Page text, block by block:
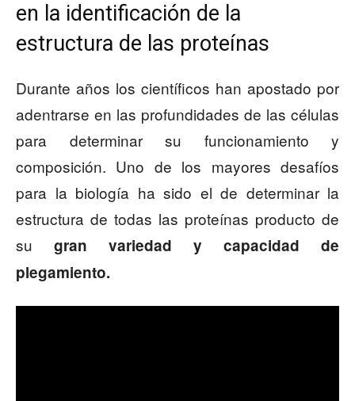
en la identificación de la
estructura de las proteínas
Durante años los científicos han apostado por
adentrarse en las profundidades de las células
para determinar su funcionamiento y
composición. Uno de los mayores desafíos
para la biología ha sido el de determinar la
estructura de todas las proteínas producto de
su gran variedad y capacidad de
plegamiento.